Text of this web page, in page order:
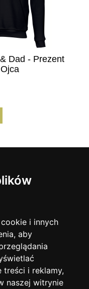
i innych
aby
treści i reklamy,
naszej witrynie
Dad - Prezent